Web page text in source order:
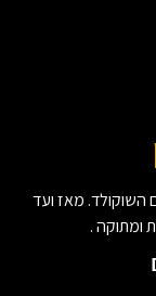
אהבה לעולם השוקולד. מאז ועד
ומתוקה .